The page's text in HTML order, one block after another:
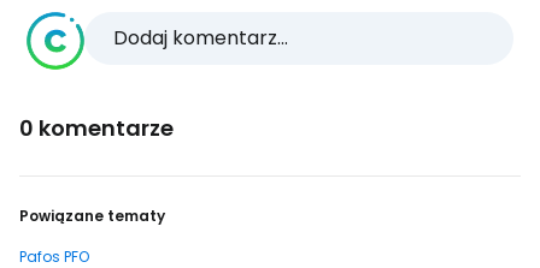
Dodaj komentarz...
0 komentarze
Powiązane tematy
Pafos PFO